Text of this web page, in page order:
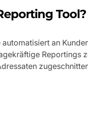
Tool?
an
Reportings